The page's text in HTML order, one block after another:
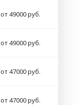
от 49000 руб.
от 49000 руб.
от 47000 руб.
от 47000 руб.